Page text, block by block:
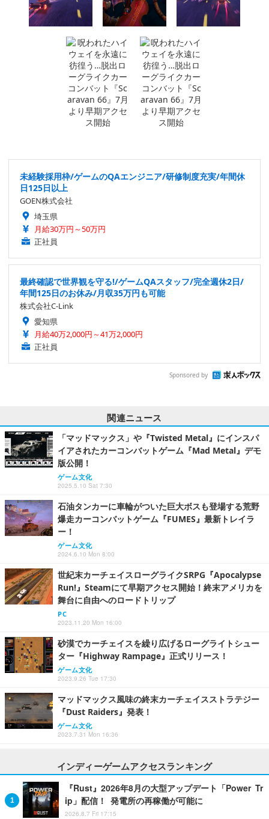
未経験採用枠/ゲームのQAエンジニア/研修制度充実/年間休
日125日以上
GOEN株式会社
埼玉県
月給30万円～50万円
正社員
最終確認で世界観を守る!/ゲームQAスタッフ/完全週休2日/
年間125日のお休み/月収35万円も可能
株式会社C-Link
愛知県
月給40万2,000円～41万2,000円
正社員
Sponsored by
関連ニュース
「マッドマックス」や『Twisted Metal』にインスパ
イアされたカーコンバットゲーム『Mad Metal』デモ
版公開！
ゲーム文化
2025.5.10 Sat 7:30
石油タンカーに車輪がついた巨大ボスも登場する荒野
爆走カーコンバットゲーム『FUMES』最新トレイラ
ー！
ゲーム文化
2024.6.10 Mon 8:00
世紀末カーチェイスローグライクSRPG『Apocalypse
Run!』Steamにて早期アクセス開始！終末アメリカを
舞台に自由へのロードトリップ
PC
2023.11.20 Mon 16:00
砂漠でカーチェイスを繰り広げるローグライトシュー
ター『Highway Rampage』正式リリース！
ゲーム文化
2023.9.26 Tue 17:30
マッドマックス風味の終末カーチェイスストラテジー
『Dust Raiders』発表！
ゲーム文化
2023.7.31 Mon 16:36
インディーゲームアクセスランキング
『Rust』2026年8月の大型アップデート「Power Tr
ip」配信！ 発電所の再稼働が可能に
2026.8.7 Fri 17:15